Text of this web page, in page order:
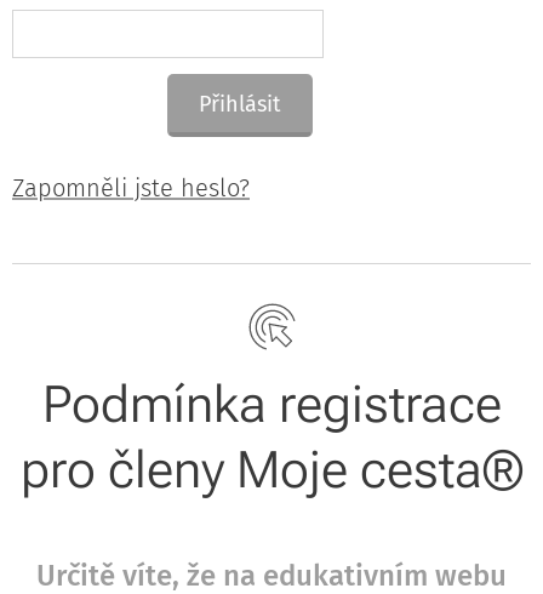
Přihlásit
Zapomněli jste heslo?
Podmínka registrace
pro členy Moje cesta®
Určitě víte, že na edukativním webu